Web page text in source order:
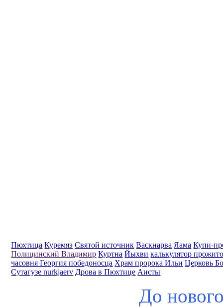
Пюхтица Куремяэ Святой источник Васкнарва Яама Купи-
Полицинский Владимир Куртна Йыхви калькулятор
часовня Георгия победоносца Храм пророка Ильи Церковь
Сутагузе nurkjaerv Дрова в Пюхтице Аисты
До